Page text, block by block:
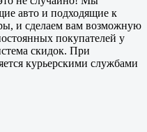
авто и подходящие к
и сделаем вам возможную
покупателей у
скидок. При
курьерскими службами